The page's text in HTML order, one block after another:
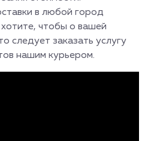
в любой город
чтобы о вашей
следует заказать услугу
нашим курьером.